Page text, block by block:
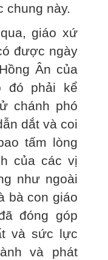
chung này.
giáo xứ
được ngày
Ân của
đó phải kể
chánh phó
dắt và coi
tấm lòng
của các vị
như ngoài
bà con giáo
đóng góp
và sức lực
và phát